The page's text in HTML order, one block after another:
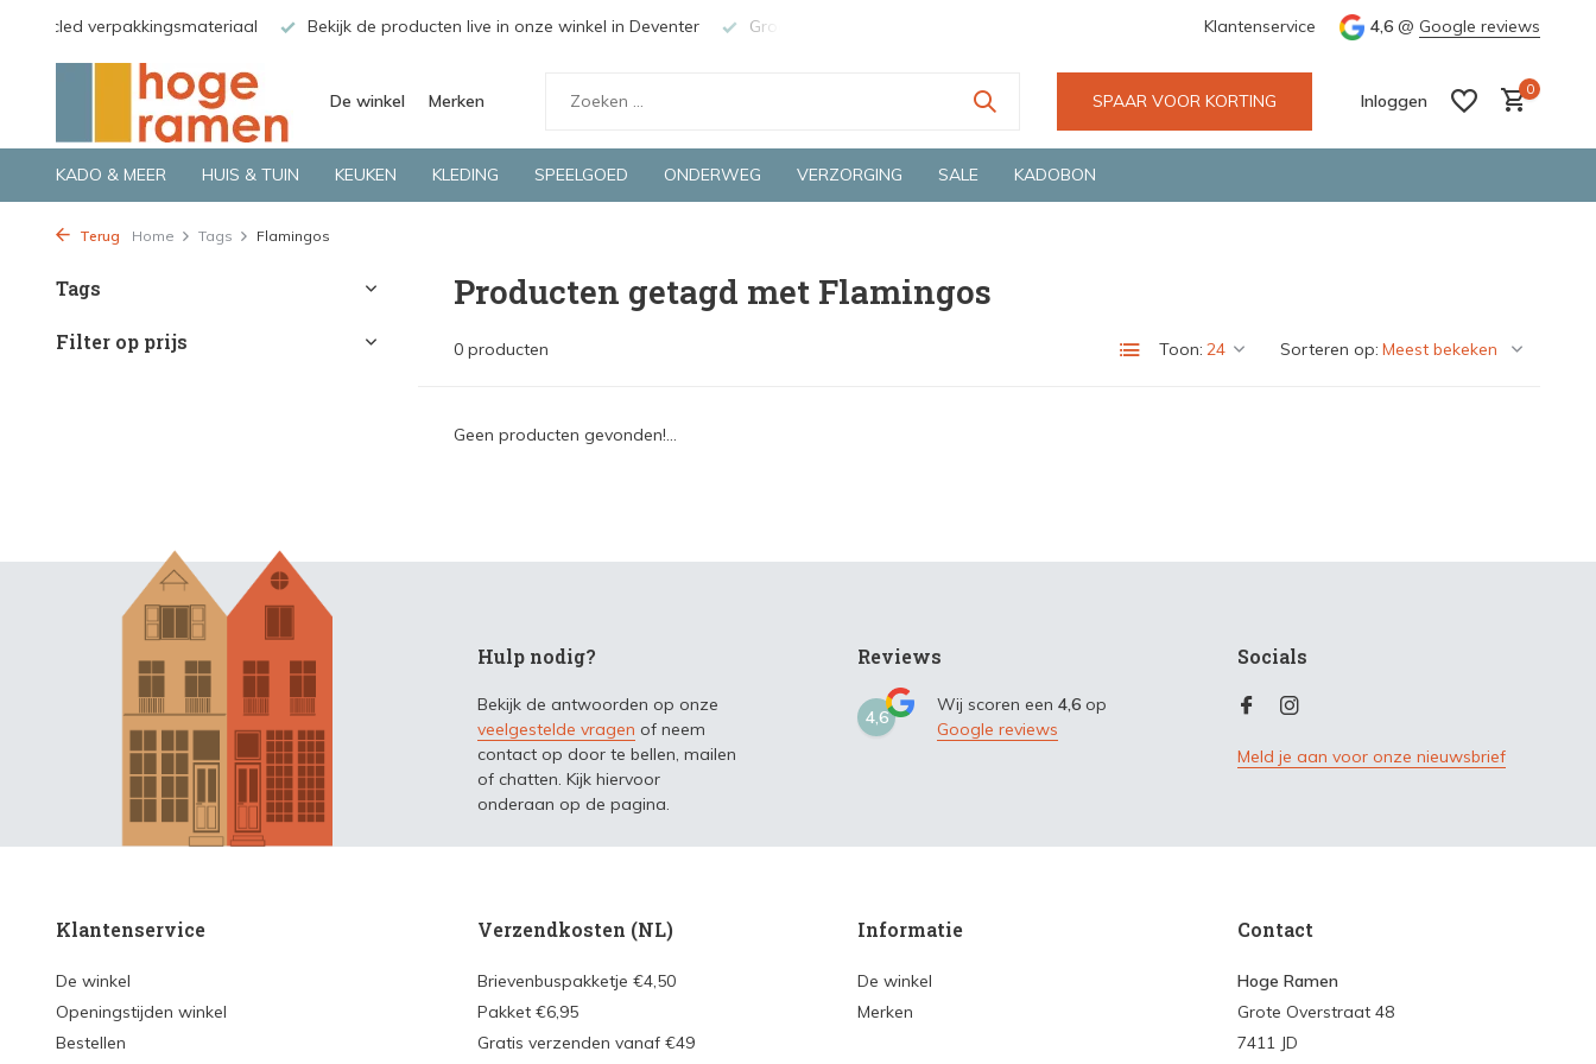
verpakkingsmateriaal Bekijk de producten live in onze winkel in Deventer Groene en snelle bezorging door o.a. Fietskoerier en GLS. Klantenservice 4,6 @ Google reviews
De winkel Merken SPAAR VOOR KORTING Inloggen
0
KADO & MEER HUIS & TUIN KEUKEN KLEDING SPEELGOED ONDERWEG VERZORGING SALE KADOBON
Terug Home Tags Flamingos
Tags
Filter op prijs
Producten getagd met Flamingos
0 producten Toon: Sorteren op:
Geen producten gevonden!...
Hulp nodig?
Bekijk de antwoorden op onze
veelgestelde vragen of neem
contact op door te bellen, mailen
of chatten. Kijk hiervoor
onderaan op de pagina.
Reviews
4,6
Wij scoren een 4,6 op
Google reviews
Socials
Meld je aan voor onze nieuwsbrief
Klantenservice
De winkel
Openingstijden winkel
Bestellen
Verzendkosten (NL)
Brievenbuspakketje €4,50
Pakket €6,95
Gratis verzenden vanaf €49
Informatie
De winkel
Merken
Contact
Hoge Ramen
Grote Overstraat 48
7411 JD